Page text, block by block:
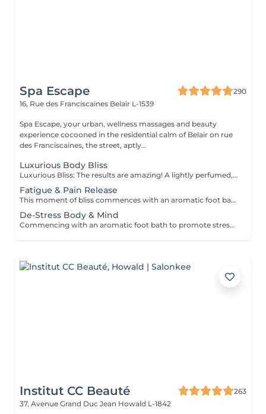
Spa Escape
290
16, Rue des Franciscaines Belair L-1539
Spa Escape, your urban, wellness massages and beauty
experience cocooned in the residential calm of Belair on rue
des Franciscaines, the street, aptly...
Luxurious Body Bliss
Luxurious Bliss: The results are amazing! A lightly perfumed, deep exfoliating body scrub, gets rid of tired, dry, flaky old skin and leaves your body feeling intensely hydrated and velvety-smooth. This is followed by an aromatic oil massage leaving you rejuvenated and relaxed.
Fatigue & Pain Release
This moment of bliss commences with an aromatic foot bath and exfoliation. A mix of relaxing massage and acupressure release of the neck, shoulders, back and legs. Reflexology to the hands and feet, and a scalp conditioning massage treatment finish this ritual.
De-Stress Body & Mind
Commencing with an aromatic foot bath to promote stress release and relaxation we continue with a one hour relaxing massage with soothing essential oils specifically chosen to leave the world behind and focus on bringing harmony to the body and mind. A hydrating facial mask and an acupressure face and scalp massage to stimulate oxygen flow is the menu for the day.
Institut CC Beauté
263
37, Avenue Grand Duc Jean Howald L-1842